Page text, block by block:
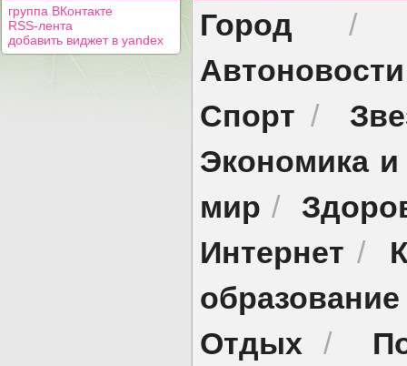
группа ВКонтакте
RSS-лента
добавить виджет в yandex
Город
Автоновости
Спорт /
Экономика
мир /
Интернет /
образование
Отдых /